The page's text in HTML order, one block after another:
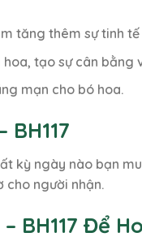
tăng thêm sự tinh
tạo sự cân bằng
mạn cho bó hoa.
kỳ ngày nào bạn
cho người nhận.
BH117 Để